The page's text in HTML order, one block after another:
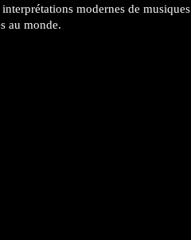
modernes de musiques
au monde.